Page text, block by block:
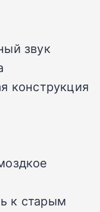
звук
конструкция
к старым